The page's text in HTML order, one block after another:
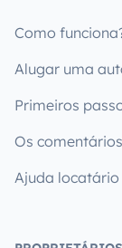
Como
Alugar uma
Primeiros
Os
Ajuda locatário